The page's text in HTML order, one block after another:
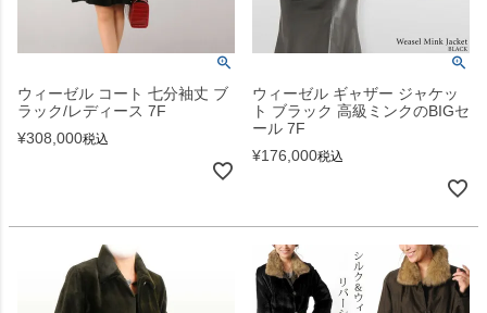
ウィーゼル コート 七分袖丈 ブ
ラック/レディース 7F
¥308,000税込
ウィーゼル ギャザー ジャケッ
ト ブラック 高級ミンクのBIGセ
ール 7F
¥176,000税込